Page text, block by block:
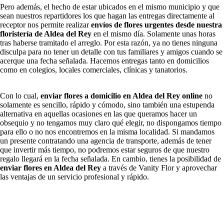
Pero además, el hecho de estar ubicados en el mismo municipio y que
sean nuestros repartidores los que hagan las entregas directamente al
receptor nos permite realizarenvíos de flores urgentes desde nuestra
floristería de Aldea del Rey en el mismo día. Solamente unas horas
tras haberse tramitado el arreglo. Por esta razón, ya no tienes ninguna
disculpa para no tener un detalle con tus familiares y amigos cuando se
acerque una fecha señalada. Hacemos entregas tanto en domicilios
como en colegios, locales comerciales, clínicas y tanatorios.
Con lo cual, enviar flores a domicilio en Aldea del Rey online no
solamente es sencillo, rápido y cómodo, sino también una estupenda
alternativa en aquellas ocasiones en las que queramos hacer un
obsequio y no tengamos muy claro qué elegir, no dispongamos tiempo
para ello o no nos encontremos en la misma localidad. Si mandamos
un presente contratando una agencia de transporte, además de tener
que invertir más tiempo, no podremos estar seguros de que nuestro
regalo llegará en la fecha señalada. En cambio, tienes la posibilidad de
enviar flores en Aldea del Rey a través de Vanity Flor y aprovechar
las ventajas de un servicio profesional y rápido.